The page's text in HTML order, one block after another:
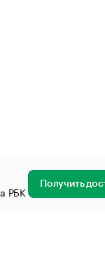
РБК Получить